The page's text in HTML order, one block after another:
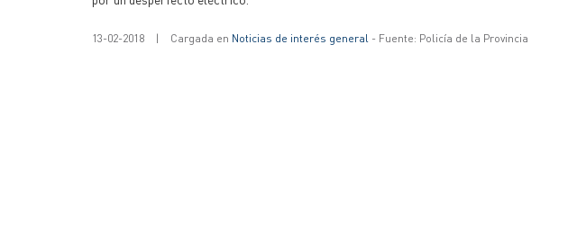
13-02-2018 | Cargada en Noticias de interés general - Fuente: Policía de la Provincia